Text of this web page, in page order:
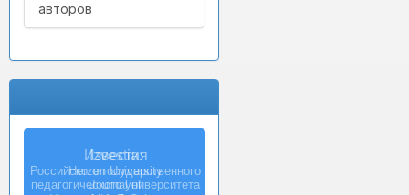
авторов
Izvestia:
Herzen University
Journal of